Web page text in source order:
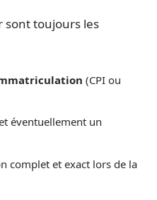
sont toujours les
(CPI ou
éventuellement un
complet et exact lors de la